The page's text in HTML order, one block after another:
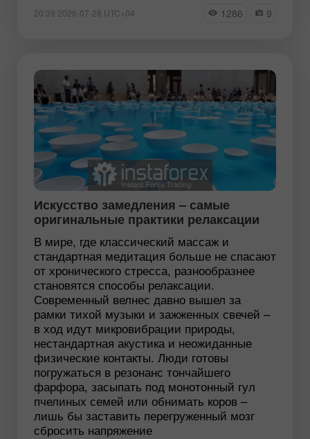
20:39 2026-07-28 UTC+04 1286 9
Искусство замедления – самые
оригинальные практики релаксации
В мире, где классический массаж и
стандартная медитация больше не спасают
от хронического стресса, разнообразнее
становятся способы релаксации.
Современный велнес давно вышел за
рамки тихой музыки и зажженных свечей –
в ход идут микровибрации природы,
нестандартная акустика и неожиданные
физические контакты. Люди готовы
погружаться в резонанс тончайшего
фарфора, засыпать под монотонный гул
пчелиных семей или обнимать коров –
лишь бы заставить перегруженный мозг
сбросить напряжение